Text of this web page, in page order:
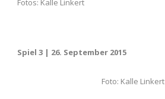
Fotos: Kalle Linkert
Spiel 3 | 26. September 2015
Foto: Kalle Linkert